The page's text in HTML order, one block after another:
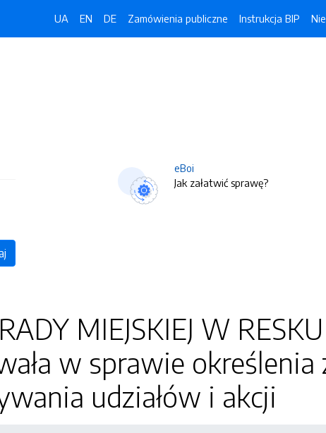
UA EN DE Zamówienia publiczne Instrukcja BIP
eBoi
Jak załatwić sprawę?
MIEJSKIEJ W
w sprawie określenia
udziałów i akcji